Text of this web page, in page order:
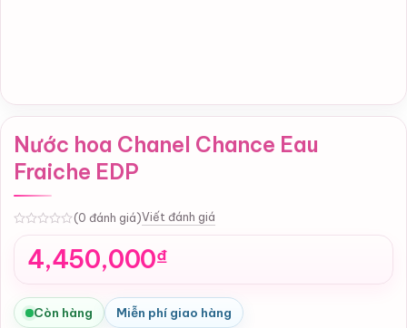
Nước hoa Chanel Chance Eau
Fraiche EDP
(0 đánh giá)Viết đánh giá
4,450,000₫
Còn hàng Miễn phí giao hàng